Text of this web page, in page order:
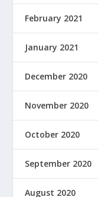
February 2021
January 2021
December 2020
November 2020
October 2020
September 2020
August 2020